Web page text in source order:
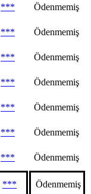
***
Ödenmemiş
***
Ödenmemiş
***
Ödenmemiş
***
Ödenmemiş
***
Ödenmemiş
***
Ödenmemiş
*** Ödenmemiş
*** Ödenmemiş